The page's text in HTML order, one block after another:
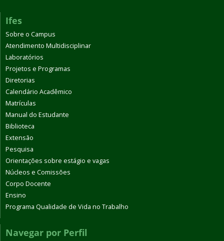
Ifes
Sobre o Campus
Atendimento Multidisciplinar
Laboratórios
Projetos e Programas
Diretorias
Calendário Acadêmico
Matrículas
Manual do Estudante
Biblioteca
Extensão
Pesquisa
Orientações sobre estágio e vagas
Núcleos e Comissões
Corpo Docente
Ensino
Programa Qualidade de Vida no Trabalho
Navegar por Perfil